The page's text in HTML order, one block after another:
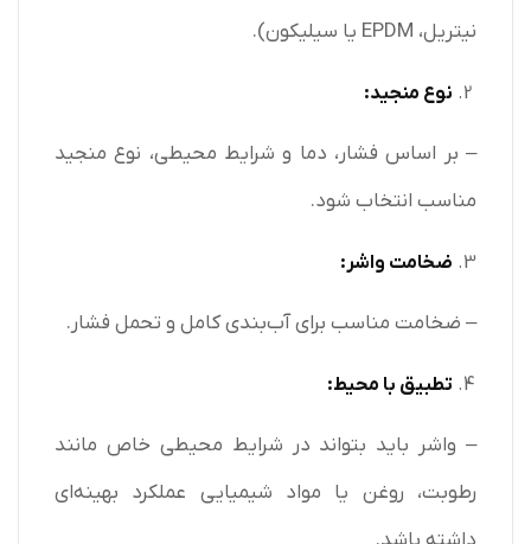
نیتریل، EPDM یا سیلیکون).
نوع منجید:
– بر اساس فشار، دما و شرایط محیطی، نوع منجید
مناسب انتخاب شود.
ضخامت واشر:
– ضخامت مناسب برای آب‌بندی کامل و تحمل فشار.
تطبیق با محیط:
– واشر باید بتواند در شرایط محیطی خاص مانند
رطوبت، روغن یا مواد شیمیایی عملکرد بهینه‌ای